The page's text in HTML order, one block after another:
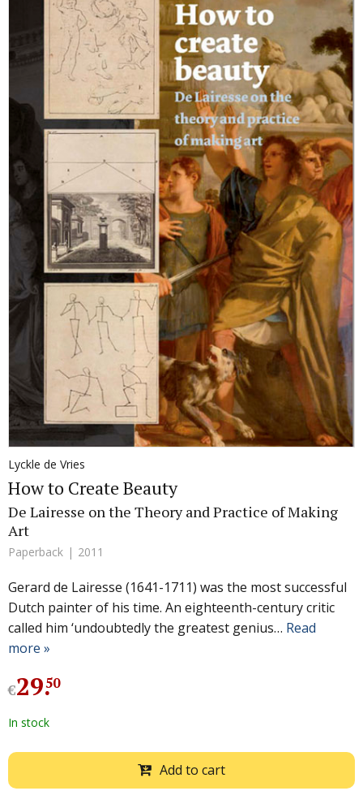
Lyckle de Vries
How to Create Beauty
De Lairesse on the Theory and Practice of Making
Art
Paperback 2011
Gerard de Lairesse (1641-1711) was the most successful
Dutch painter of his time. An eighteenth-century critic
called him ‘undoubtedly the greatest genius… Read
more »
€29.
50
In stock
Add to cart